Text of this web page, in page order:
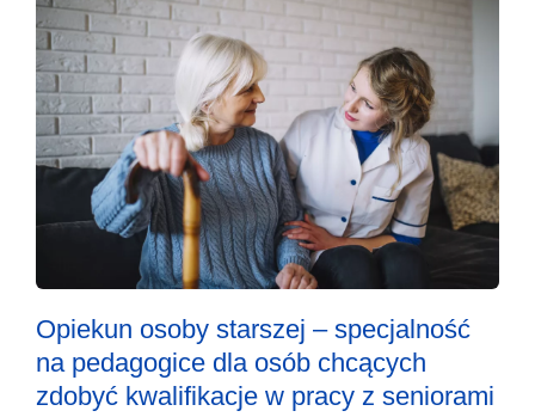
Opiekun osoby starszej – specjalność
na pedagogice dla osób chcących
zdobyć kwalifikacje w pracy z seniorami